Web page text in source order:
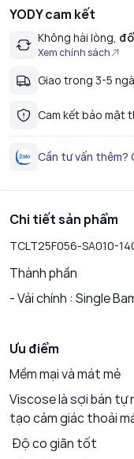
YODY cam kết
Không hài lòng,
Xem chính sách
Giao trong 3-5
Cam kết bảo mật
Cần tư vấn thêm?
Chi tiết sản phẩm
TCLT25F056-SA010-
Thành phần
- Vải chính : Single
Ưu điểm
Mềm mại và mát mẻ
Viscose là sợi bán tự
tạo cảm giác thoải
Độ co giãn tốt